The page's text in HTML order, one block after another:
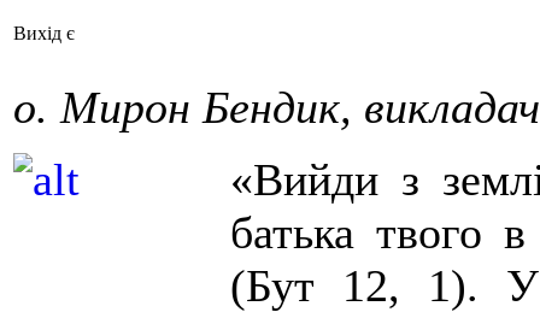
Вихід є
о. Мирон Бендик,
«Вийди з
батька твого
(Бут 12, 1). У